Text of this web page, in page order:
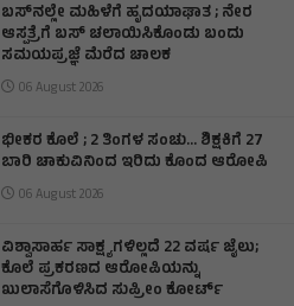
ಬಸ್‌ನಲ್ಲೇ ಮಹಿಳೆಗೆ ಹೃದಯಾಘಾತ ; ನೇರ
ಆಸ್ಪತ್ರೆಗೆ ಬಸ್‌ ಚಲಾಯಿಸಿಕೊಂಡು ಬಂದು
ಸಮಯಪ್ರಜ್ಞೆ ಮೆರೆದ ಚಾಲಕ
06 August 2026
ಭೀಕರ ಕೊಲೆ ; 2 ತಿಂಗಳ ಸಂಚು… ಶಿಕ್ಷಕಿಗೆ 27
ಬಾರಿ ಚಾಕುವಿನಿಂದ ಇರಿದು ಕೊಂದ ಆರೋಪಿ
06 August 2026
ವಿಶ್ವಾಸಾರ್ಹ ಸಾಕ್ಷ್ಯಗಳಿಲ್ಲದೆ 22 ವರ್ಷ ಜೈಲು;
ಕೊಲೆ ಪ್ರಕರಣದ ಆರೋಪಿಯನ್ನು
ಖುಲಾಸೆಗೊಳಿಸಿದ ಸುಪ್ರೀಂ ಕೋರ್ಟ್